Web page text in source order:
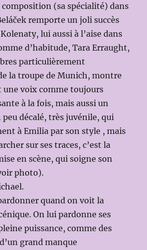
composition (sa spécialité) dans
remporte un joli succès
lui aussi à l’aise dans
d’habitude, Tara Erraught,
particulièrement
la troupe de Munich, montre
une voix comme toujours
à la fois, mais aussi un
décalé, très juvénile, qui
à Emilia par son style , mais
sur ses traces, c’est la
en scène, qui soigne son
photo).
quand on voit la
On lui pardonne ses
puissance, comme des
grand manque